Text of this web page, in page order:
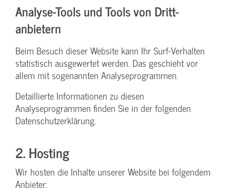
Analyse-Tools und Tools von Dritt­
anbietern
Beim Besuch dieser Website kann Ihr Surf-Verhalten
statistisch ausgewertet werden. Das geschieht vor
allem mit sogenannten Analyseprogrammen.
Detaillierte Informationen zu diesen
Analyseprogrammen finden Sie in der folgenden
Datenschutzerklärung.
2. Hosting
Wir hosten die Inhalte unserer Website bei folgendem
Anbieter: